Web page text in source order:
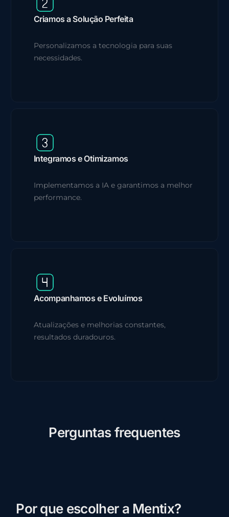
Criamos a Solução Perfeita
Personalizamos a tecnologia para suas
necessidades.
Integramos e Otimizamos
Implementamos a IA e garantimos a melhor
performance.
Acompanhamos e Evoluímos
Atualizações e melhorias constantes,
resultados duradouros.
Perguntas frequentes
Por que escolher a Mentix?